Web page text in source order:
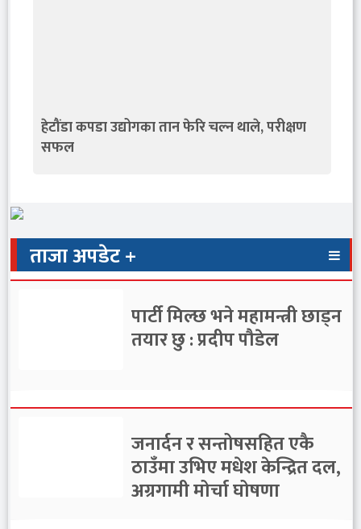
हेटौंडा कपडा उद्योगका तान फेरि चल्न थाले, परीक्षण
सफल
ताजा अपडेट +
पार्टी मिल्छ भने महामन्त्री छाड्न
तयार छु : प्रदीप पौडेल
जनार्दन र सन्तोषसहित एकै
ठाउँमा उभिए मधेश केन्द्रित दल,
अग्रगामी मोर्चा घोषणा